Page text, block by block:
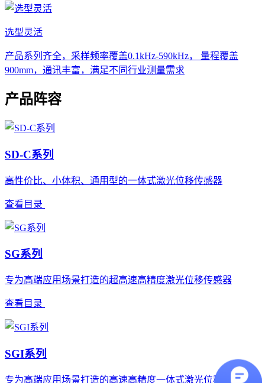
选型灵活
产品系列齐全，采样频率覆盖0.1kHz-590kHz， 量程覆盖
900mm，通讯丰富，满足不同行业测量需求
产品阵容
SD-C系列
高性价比、小体积、通用型的一体式激光位移传感器
查看目录
SG系列
专为高端应用场景打造的超高速高精度激光位移传感器
查看目录
SGI系列
专为高端应用场景打造的高速高精度一体式激光位移传感器